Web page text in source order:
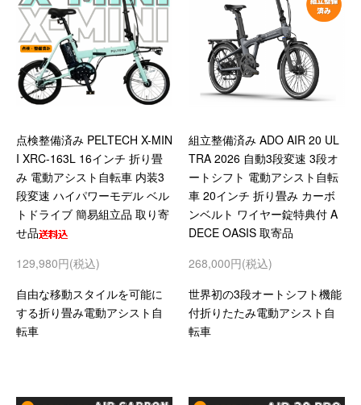
点検整備済み PELTECH X-MIN
I XRC-163L 16インチ 折り畳
み 電動アシスト自転車 内装3
段変速 ハイパワーモデル ベル
トドライブ 簡易組立品 取り寄
せ品
129,980円(税込)
自由な移動スタイルを可能に
する折り畳み電動アシスト自
転車
組立整備済み ADO AIR 20 UL
TRA 2026 自動3段変速 3段オ
ートシフト 電動アシスト自転
車 20インチ 折り畳み カーボ
ンベルト ワイヤー錠特典付 A
DECE OASIS 取寄品
268,000円(税込)
世界初の3段オートシフト機能
付折りたたみ電動アシスト自
転車